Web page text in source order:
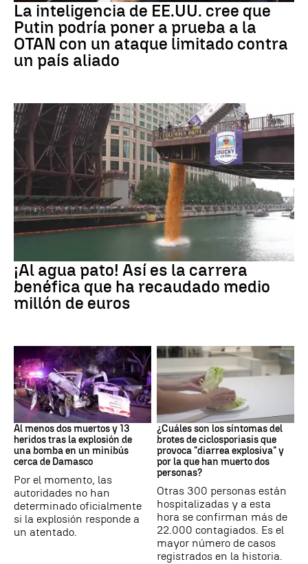
La inteligencia de EE.UU. cree que
Putin podría poner a prueba a la
OTAN con un ataque limitado contra
un país aliado
¡Al agua pato! Así es la carrera
benéfica que ha recaudado medio
millón de euros
SIRIA
Al menos dos muertos y 13
heridos tras la explosión de
una bomba en un minibús
cerca de Damasco
Por el momento, las
autoridades no han
determinado oficialmente
si la explosión responde a
un atentado.
Brote
¿Cuáles son los síntomas del
brotes de ciclosporiasis que
provoca "diarrea explosiva" y
por la que han muerto dos
personas?
Otras 300 personas están
hospitalizadas y a esta
hora se confirman más de
22.000 contagiados. Es el
mayor número de casos
registrados en la historia.